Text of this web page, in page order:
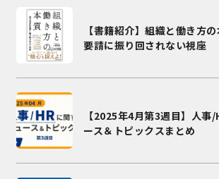
【書籍紹介】組織と働き方
要請に振り回されない視座
【2025年4月第3週目】人事
ース＆トピックスまとめ